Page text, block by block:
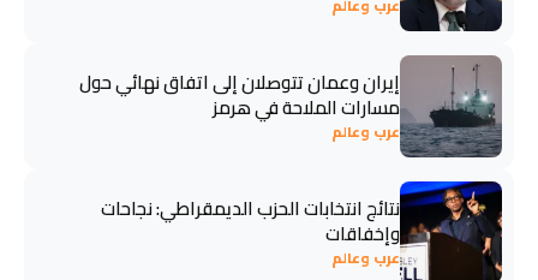
إيران وعمان تتوصلان إلى اتفاق نهائي حول
مسارات الملاحة في هرمز
عرب وعالم
نتائج انتخابات الحزب الديمقراطي: نجاحات
وإخفاقات
عرب وعالم